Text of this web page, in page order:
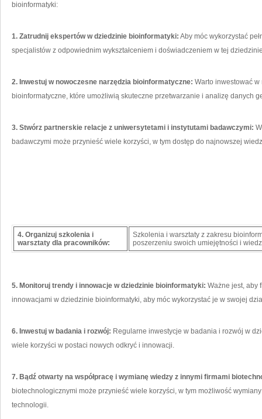
bioinformatyki:
1. Zatrudnij ekspertów⁢ w dziedzinie bioinformatyki: Aby móc wykorzystać
specjalistów z odpowiednim wykształceniem i doświadczeniem w tej
2. Inwestuj w nowoczesne narzędzia bioinformatyczne: Warto inwestować
bioinformatyczne, które umożliwią skuteczne⁢ przetwarzanie i ⁤analizę danych
3. Stwórz partnerskie relacje z uniwersytetami i instytutami badawczymi:
badawczymi może ⁢przynieść wiele korzyści, w tym dostęp do ​najnowszej‌
4. Organizuj szkolenia i
warsztaty⁣ dla pracowników:
Szkolenia i warsztaty z zakresu
poszerzeniu swoich umiejętności i
5. Monitoruj trendy i innowacje w dziedzinie ‍bioinformatyki: Ważne jest, aby
innowacjami w dziedzinie bioinformatyki, aby móc wykorzystać je w swojej
6. Inwestuj⁢ w badania i rozwój: Regularne inwestycje w ‌badania i rozwój w
wiele korzyści ​w ⁤postaci nowych odkryć i innowacji.
7. Bądź otwarty na współpracę i⁢ wymianę wiedzy z innymi firmami
biotechnologicznymi może przynieść wiele korzyści, w tym⁤ możliwość
technologii.